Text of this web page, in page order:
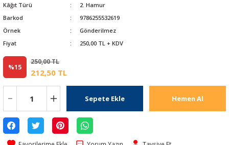
Kâğıt Türü
2. Hamur
Barkod
9786255532619
Örnek
Gönderilmez
Fiyat
250,00 TL + KDV
%15
250,00 TL
212,50 TL
Sepete Ekle Hemen Al